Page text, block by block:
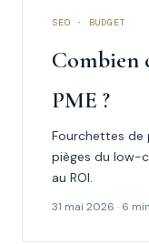
SEO · BUDGET
Combien
PME ?
Fourchettes de
pièges du low-
au ROI.
31 mai 2026 · 6